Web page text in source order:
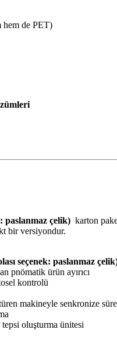
hem de PET)
paslanmaz çelik) karton
bir versiyondur.
seçenek: paslanmaz
pnömatik ürün ayırıcı
kontrolü
makineyle senkronize
oluşturma ünitesi